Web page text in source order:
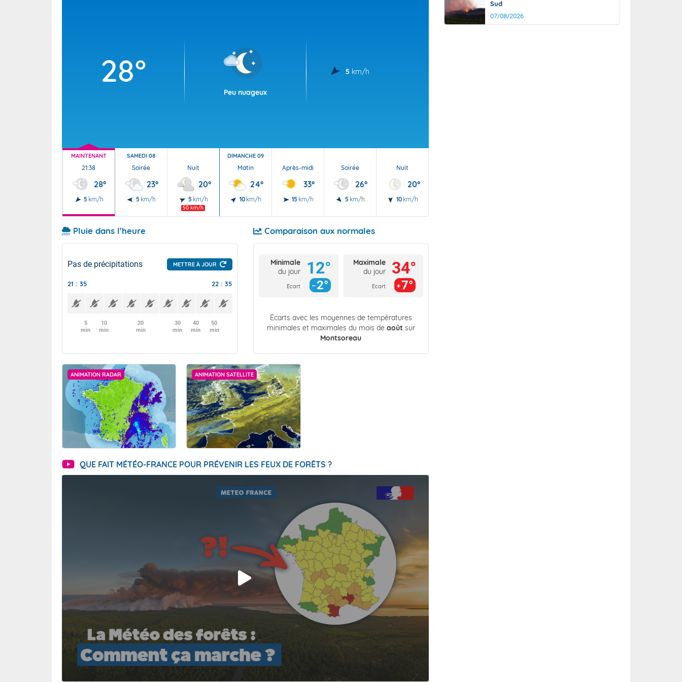
28°
Peu nuageux
5 km/h
MAINTENANT
21:38
28°
5 km/h
SAMEDI 08
Soirée
23°
5 km/h
Nuit
20°
5 km/h
50 km/h
DIMANCHE 09
Matin
24°
10 km/h
Après-midi
33°
15 km/h
Soirée
26°
5 km/h
Nuit
20°
10 km/h
Pluie dans l'heure
Pas de précipitations METTRE À JOUR
21 : 35 22 : 35
5
min
10
min
20
min
30
min
40
min
50
min
Comparaison aux normales
Minimale
du jour
Ecart
12°
2°
Maximale
du jour
Ecart
34°
7°
Écarts avec les moyennes de températures
minimales et maximales du mois de août sur
Montsoreau
ANIMATION RADAR ANIMATION SATELLITE
QUE FAIT MÉTÉO-FRANCE POUR PRÉVENIR LES FEUX DE FORÊTS ?
Sud
07/08/2026